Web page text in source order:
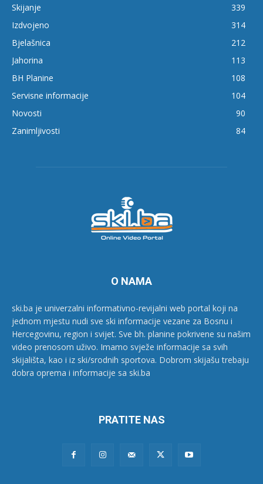
Skijanje
339
Izdvojeno
314
Bjelašnica
212
Jahorina
113
BH Planine
108
Servisne informacije
104
Novosti
90
Zanimljivosti
84
O NAMA
ski.ba je univerzalni informativno-revijalni web portal koji na
jednom mjestu nudi sve ski informacije vezane za Bosnu i
Hercegovinu, region i svijet. Sve bh. planine pokrivene su našim
video prenosom uživo. Imamo svježe informacije sa svih
skijališta, kao i iz ski/srodnih sportova. Dobrom skijašu trebaju
dobra oprema i informacije sa ski.ba
PRATITE NAS